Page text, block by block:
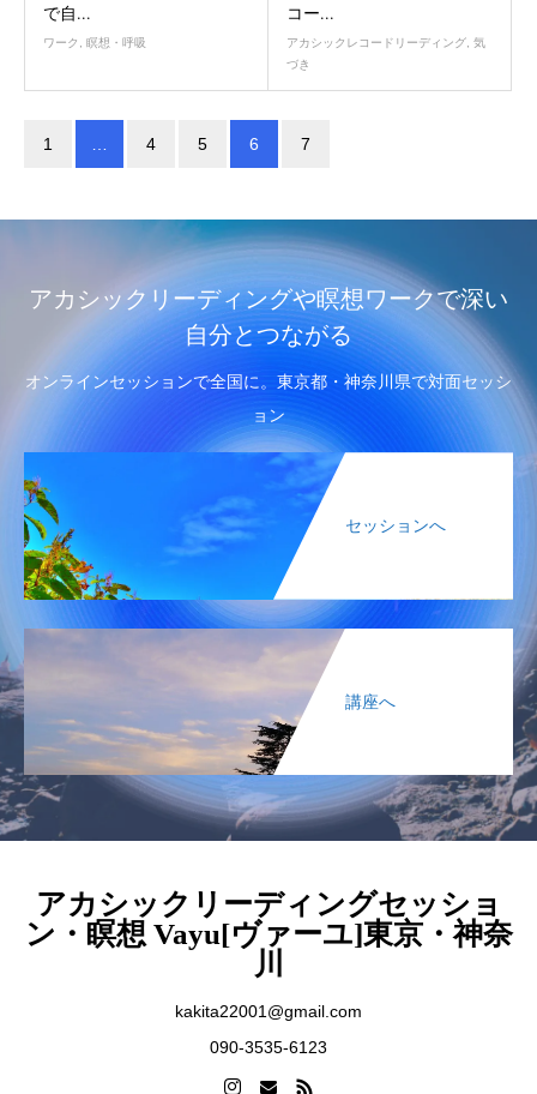
で自...
ワーク , 瞑想・呼吸
コー...
アカシックレコードリーディング, 気
づき
1 … 4 5 6 7
アカシックリーディングや瞑想ワークで深い
自分とつながる
オンラインセッションで全国に。東京都・神奈川県で対面セッシ
ョン
セッションへ
講座へ
アカシックリーディングセッショ
ン・瞑想 Vayu[ヴァーユ]東京・神奈
川
kakita22001@gmail.com
090-3535-6123